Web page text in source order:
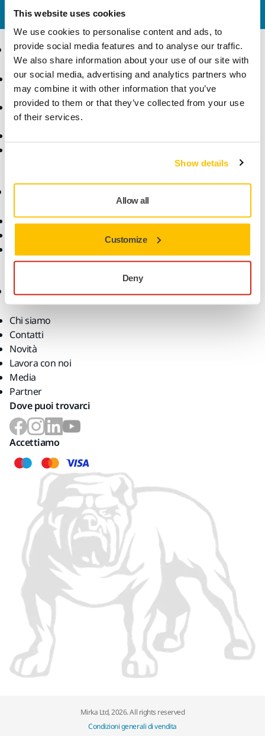
This website uses cookies
We use cookies to personalise content and ads, to
provide social media features and to analyse our traffic.
We also share information about your use of our site with
our social media, advertising and analytics partners who
may combine it with other information that you’ve
provided to them or that they’ve collected from your use
of their services.
Show details
Allow all
Customize
Deny
esperti risponderà al più presto alle tue domande.
Ecommerce
Termini e condizioni
generali di vendita
Reso articoli acquistati
online
Prodotti
Utensili
Levigatura senza polvere
Abrasivi e lucidanti
Prodotti Principali
Settori
Download
Condizioni di garanzia
Aiuto
App myMirka
Azienda
Chi siamo
Contatti
Novità
Lavora con noi
Media
Partner
Dove puoi trovarci
Accettiamo
Mirka Ltd, 2026. All rights reserved
Condizioni generali di vendita